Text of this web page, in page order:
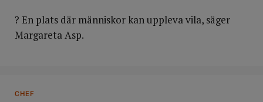
? En plats där människor kan uppleva vila, säger
Margareta Asp.
CHEF